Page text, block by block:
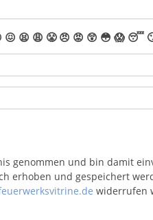
😖 😫 😩 😤 😠 😡 😲 😳 😱 😴
genommen und bin damit
erhoben und gespeichert
widerrufen